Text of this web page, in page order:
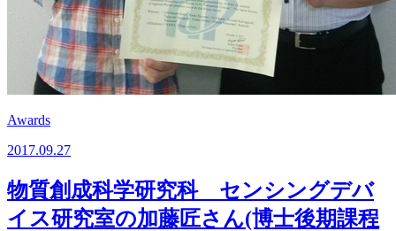
Awards
2017.09.27
物質創成科学研究科 センシングデバ
イス研究室の加藤匠さん(博士後期課程